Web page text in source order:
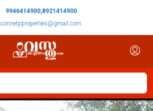
9946414900,8921414900
connetpproperties@gmail.com